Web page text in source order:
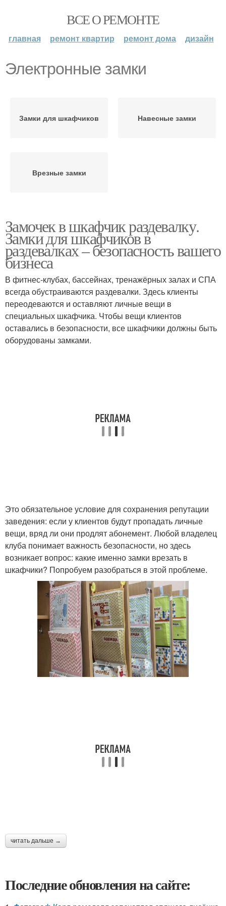
ВСЕ О РЕМОНТЕ
главная ремонт квартир ремонт дома дизайн
Электронные замки
Замки для шкафчиков Навесные замки
Врезные замки
Замочек в шкафчик раздевалку.
Замки для шкафчиков в
раздевалках – безопасность вашего
бизнеса
В фитнес-клубах, бассейнах, тренажёрных залах и СПА
всегда обустраиваются раздевалки. Здесь клиенты
переодеваются и оставляют личные вещи в
специальных шкафчика. Чтобы вещи клиентов
оставались в безопасности, все шкафчики должны быть
оборудованы замками.
Это обязательное условие для сохранения репутации
заведения: если у клиентов будут пропадать личные
вещи, вряд ли они продлят абонемент. Любой владелец
клуба понимает важность безопасности, но здесь
возникает вопрос: какие именно замки врезать в
шкафчики? Попробуем разобраться в этой проблеме.
читать дальше →
Последние обновления на сайте: